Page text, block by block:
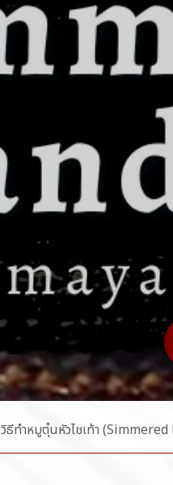
วิธีทำหมูตุ๋นหัวไชเท้า